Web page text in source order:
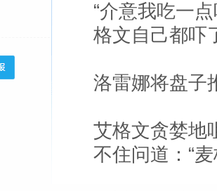
“介意我吃一
格文自己都吓
洛雷娜将盘子
艾格文贪婪地
不住问道：“